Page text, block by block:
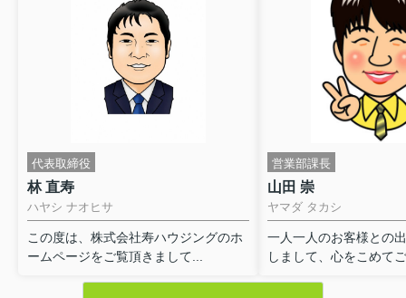
代表取締役
林 直寿
ハヤシ ナオヒサ
この度は、株式会社寿ハウジングのホ
ームページをご覧頂きまして...
営業部課長
山田 崇
ヤマダ タカシ
一人一人のお客様との
しまして、心をこめて